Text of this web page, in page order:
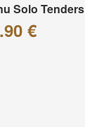
Solo Tenders
€